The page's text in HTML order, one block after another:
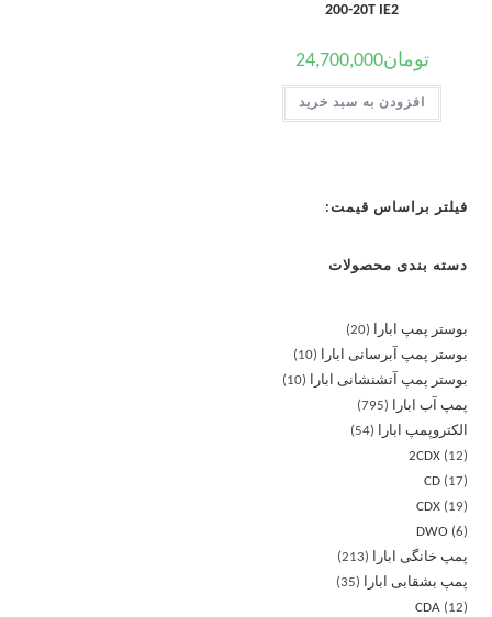
200-20T IE2
تومان24,700,000
افزودن به سبد خرید
فیلتر براساس قیمت:
دسته بندی محصولات
بوستر پمپ ابارا
20
بوستر پمپ آبرسانی ابارا
10
بوستر پمپ آتشنشانی ابارا
10
پمپ آب ابارا
795
الکتروپمپ ابارا
54
2CDX
12
CD
17
CDX
19
DWO
6
پمپ خانگی ابارا
213
پمپ بشقابی ابارا
35
CDA
12